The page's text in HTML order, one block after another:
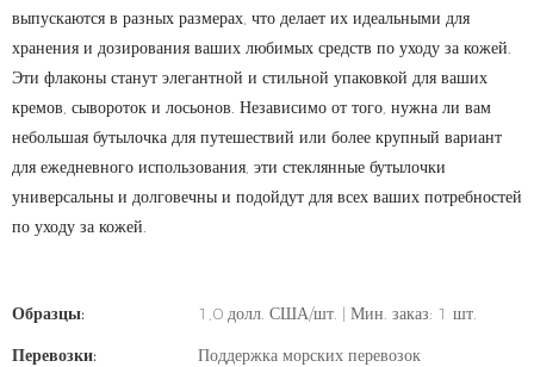
выпускаются в разных размерах, что делает их идеальными для
хранения и дозирования ваших любимых средств по уходу за кожей.
Эти флаконы станут элегантной и стильной упаковкой для ваших
кремов, сывороток и лосьонов. Независимо от того, нужна ли вам
небольшая бутылочка для путешествий или более крупный вариант
для ежедневного использования, эти стеклянные бутылочки
универсальны и долговечны и подойдут для всех ваших потребностей
по уходу за кожей.
Образцы:
1,0 долл. США/шт. | Мин. заказ: 1 шт.
Перевозки:
Поддержка морских перевозок